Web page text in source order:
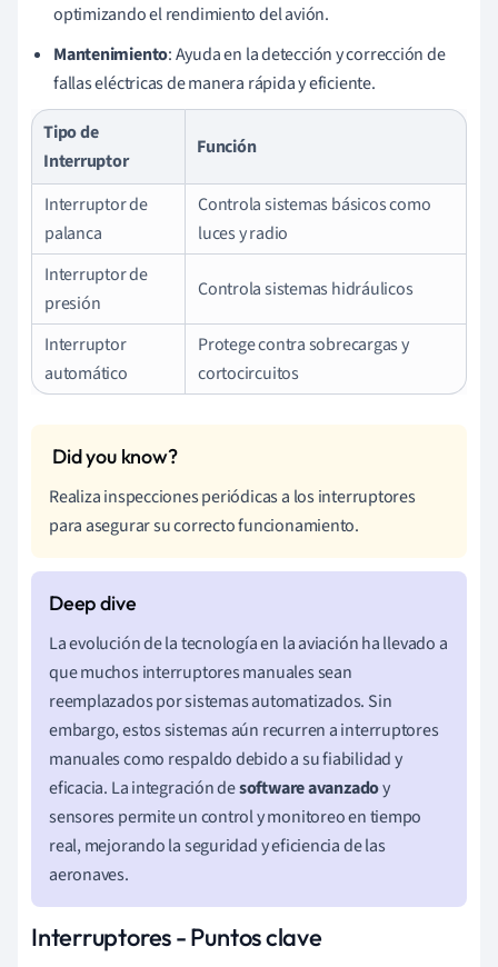
optimizando el rendimiento del avión.
Mantenimiento: Ayuda en la detección y corrección de
fallas eléctricas de manera rápida y eficiente.
Tipo de
Interruptor
Función
Interruptor de
palanca
Controla sistemas básicos como
luces y radio
Interruptor de
presión
Controla sistemas hidráulicos
Interruptor
automático
Protege contra sobrecargas y
cortocircuitos
Realiza inspecciones periódicas a los interruptores
para asegurar su correcto funcionamiento.
La evolución de la tecnología en la aviación ha llevado a
que muchos interruptores manuales sean
reemplazados por sistemas automatizados. Sin
embargo, estos sistemas aún recurren a interruptores
manuales como respaldo debido a su fiabilidad y
eficacia. La integración desoftware avanzadoy
sensores permite un control y monitoreo en tiempo
real, mejorando la seguridad y eficiencia de las
aeronaves.
Interruptores - Puntos clave